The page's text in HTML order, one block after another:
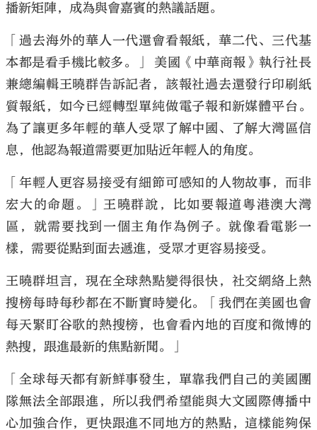
播新矩陣，成為與會嘉賓的熱議話題。
「過去海外的華人一代還會看報紙，華二代、三代基
本都是看手機比較多。」 美國《中華商報》執行社長
兼總編輯王曉群告訴記者，該報社過去還發行印刷紙
質報紙，如今已經轉型單純做電子報和新媒體平台。
為了讓更多年輕的華人受眾了解中國、了解大灣區信
息，他認為報道需要更加貼近年輕人的角度。
「年輕人更容易接受有細節可感知的人物故事，而非
宏大的命題。」王曉群說，比如要報道粵港澳大灣
區，就需要找到一個主角作為例子。就像看電影一
樣，需要從點到面去遞進，受眾才更容易接受。
王曉群坦言，現在全球熱點變得很快，社交網絡上熱
搜榜每時每秒都在不斷實時變化。「我們在美國也會
每天緊盯谷歌的熱搜榜，也會看內地的百度和微博的
熱搜，跟進最新的焦點新聞。」
「全球每天都有新鮮事發生，單靠我們自己的美國團
隊無法全部跟進，所以我們希望能與大文國際傳播中
心加強合作，更快跟進不同地方的熱點，這樣能夠保